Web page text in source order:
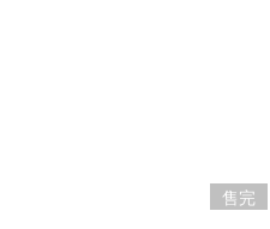
售完